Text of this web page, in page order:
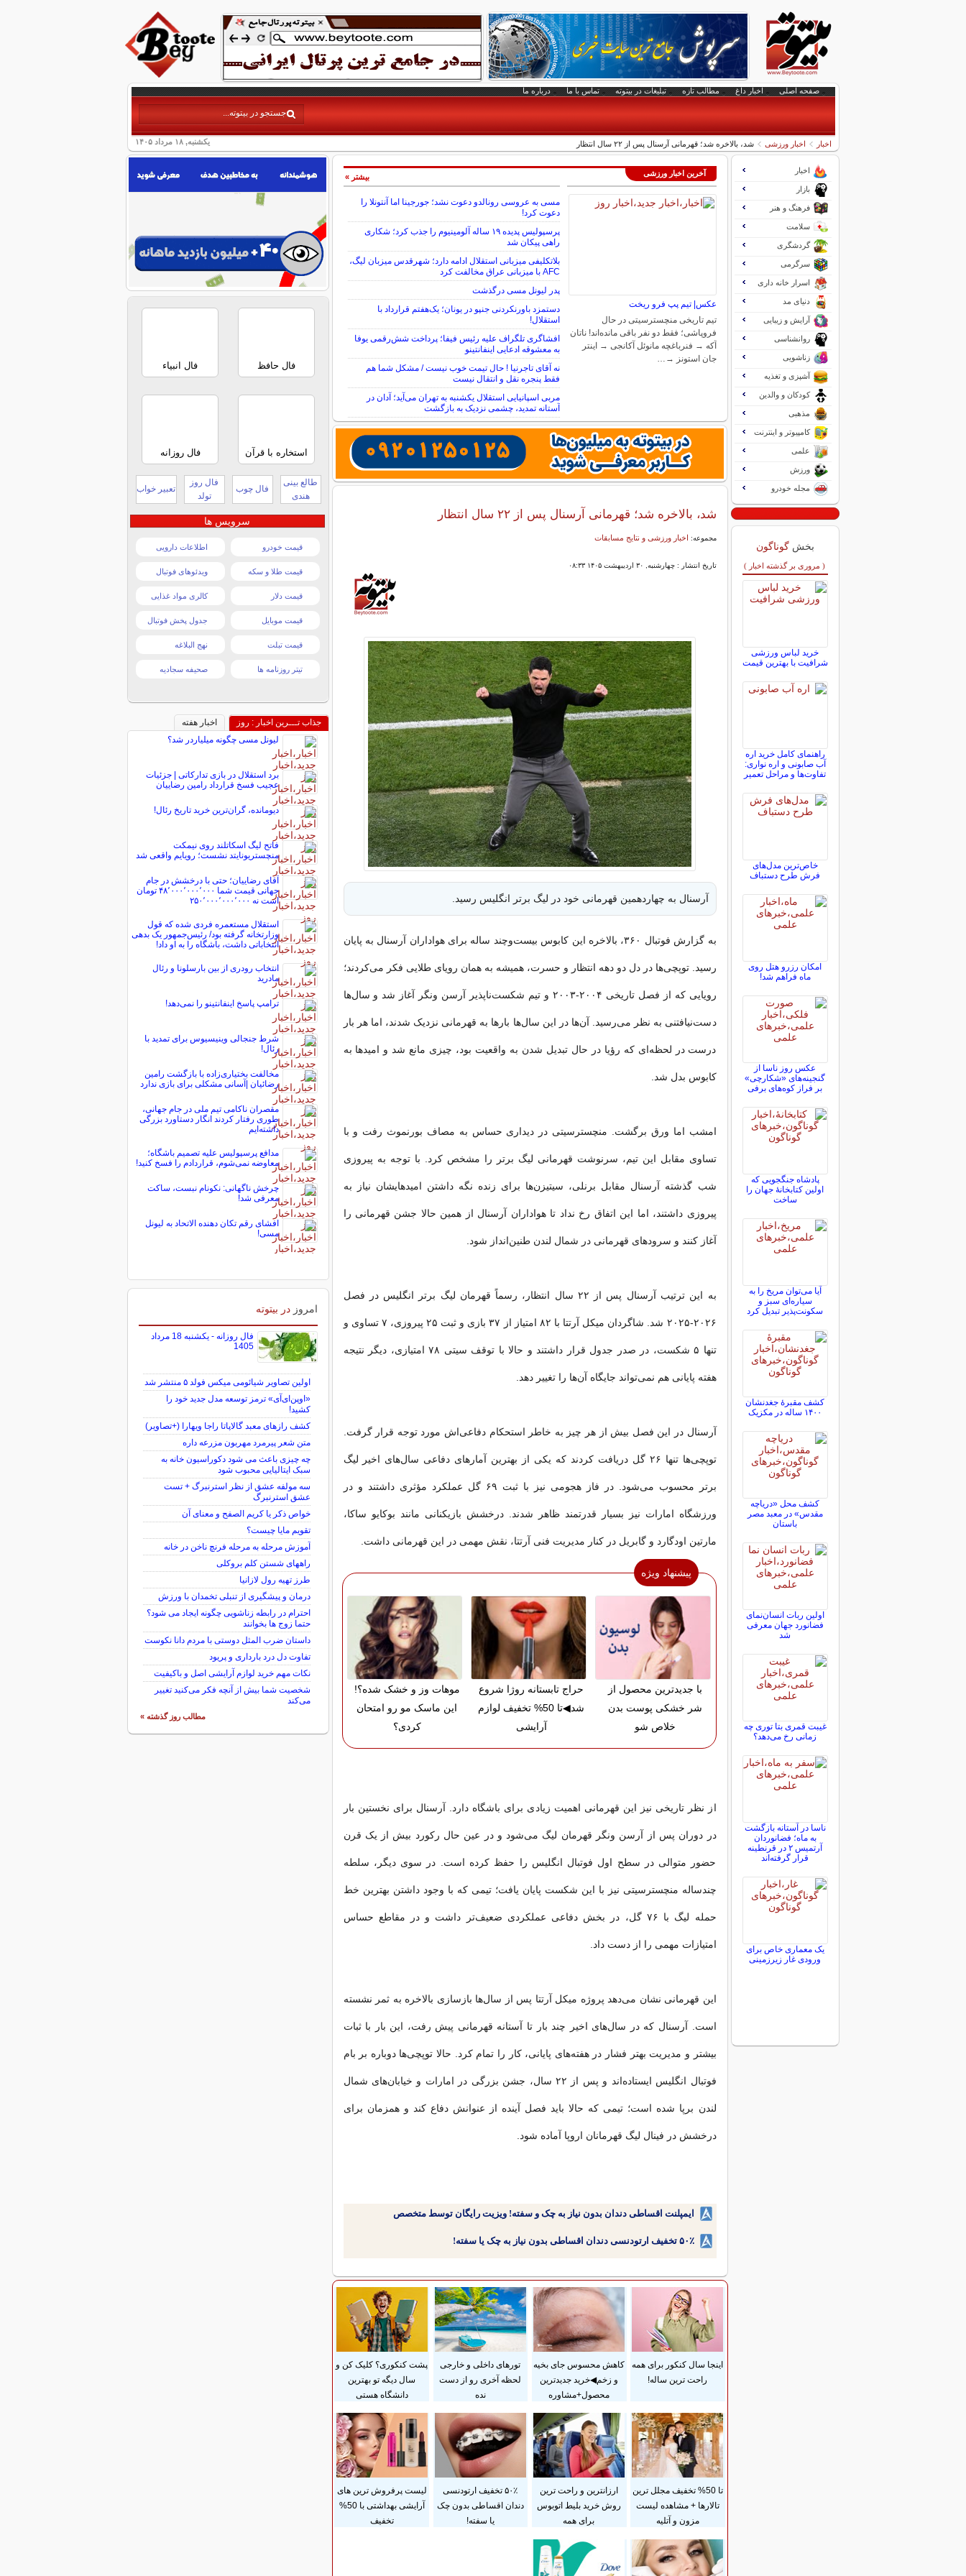
صفحه اصلی اخبار داغ مطالب تازه تبلیغات در بیتوته تماس با ما درباره ما
یکشنبه, ۱۸ مرداد ۱۴۰۵ اخبار اخبار ورزشی شد، بالاخره شد؛ قهرمانی آرسنال پس از ۲۲ سال انتظار
آخرین اخبار ورزشی
عکس| تیم پپ فرو ریخت
تیم تاریخی منچسترسیتی در حال
فروپاشی؛ فقط دو نفر باقی مانده‌اند! ناتان
آکه → فنرباغچه مانوئل آکانجی → اینتر
جان استونز →…
مسی به عروسی رونالدو دعوت نشد؛ جورجینا اما آنتونلا را
دعوت کرد!
پرسپولیس پدیده ۱۹ ساله آلومینیوم را جذب کرد؛ شکاری
راهی پیکان شد
بلاتکلیفی میزبانی استقلال ادامه دارد؛ شهرقدس میزبان لیگ،
AFC با میزبانی عراق مخالفت کرد
پدر لیونل مسی درگذشت
دستمزد باورنکردنی جنپو در یونان؛ یک‌هفتم قرارداد با
استقلال!
افشاگری تلگراف علیه رئیس فیفا؛ پرداخت شش‌رقمی یوفا
به معشوقه ادعایی اینفانتینو
نه آقای تاجرنیا ! حال تیمت خوب نیست / مشکل شما هم
فقط پنجره نقل و انتقال نیست
مربی اسپانیایی استقلال یکشنبه به تهران می‌آید؛ آدان در
آستانه تمدید، چشمی نزدیک به بازگشت
بیشتر »
شد، بالاخره شد؛ قهرمانی آرسنال پس از ۲۲ سال انتظار
مجموعه: اخبار ورزشی و نتایج مسابقات
تاریخ انتشار : چهارشنبه, ۳۰ اردیبهشت ۱۴۰۵ ۰۸:۳۳
آرسنال به چهاردهمین قهرمانی خود در لیگ برتر انگلیس رسید.
به گزارش فوتبال ۳۶۰، بالاخره این کابوس بیست‌وچند ساله برای هواداران آرسنال به پایان
رسید. توپچی‌ها در دل دو دهه انتظار و حسرت، همیشه به همان رویای طلایی فکر می‌کردند؛
رویایی که از فصل تاریخی ۲۰۰۴-۲۰۰۳ و تیم شکست‌ناپذیر آرسن ونگر آغاز شد و سال‌ها
دست‌نیافتنی به نظر می‌رسید. آن‌ها در این سال‌ها بارها به قهرمانی نزدیک شدند، اما هر بار
درست در لحظه‌ای که رؤیا در حال تبدیل شدن به واقعیت بود، چیزی مانع شد و امیدها به
کابوس بدل شد.
امشب اما ورق برگشت. منچسترسیتی در دیداری حساس به مصاف بورنموث رفت و با
تساوی مقابل این تیم، سرنوشت قهرمانی لیگ برتر را مشخص کرد. با توجه به پیروزی
شب گذشته آرسنال مقابل برنلی، سیتیزن‌ها برای زنده نگه داشتن امیدهایشان نیاز به
پیروزی داشتند، اما این اتفاق رخ نداد تا هواداران آرسنال از همین حالا جشن قهرمانی را
آغاز کنند و سرودهای قهرمانی در شمال لندن طنین‌انداز شود.
به این ترتیب آرسنال پس از ۲۲ سال انتظار، رسماً قهرمان لیگ برتر انگلیس در فصل
۲۰۲۶-۲۰۲۵ شد. شاگردان میکل آرتتا با ۸۲ امتیاز از ۳۷ بازی و ثبت ۲۵ پیروزی، ۷ تساوی و
تنها ۵ شکست، در صدر جدول قرار داشتند و حالا با توقف سیتی ۷۸ امتیازی، دیگر نتیجه
هفته پایانی هم نمی‌تواند جایگاه آن‌ها را تغییر دهد.
آرسنال در این فصل بیش از هر چیز به خاطر استحکام دفاعی‌اش مورد توجه قرار گرفت.
توپچی‌ها تنها ۲۶ گل دریافت کردند که یکی از بهترین آمارهای دفاعی سال‌های اخیر لیگ
برتر محسوب می‌شود. در فاز هجومی نیز با ثبت ۶۹ گل عملکرد مؤثری داشتند و در
ورزشگاه امارات نیز بسیار قدرتمند ظاهر شدند. درخشش بازیکنانی مانند بوکایو ساکا،
مارتین اودگارد و گابریل در کنار مدیریت فنی آرتتا، نقش مهمی در این قهرمانی داشت.
پیشنهاد ویژه
با جدیدترین محصول از
شر خشکی پوست بدن
خلاص شو
حراج تابستانه روژا شروع
شد◀تا 50% تخفیف لوازم
آرایشی
موهات وز و خشک شده؟!
این ماسک مو رو امتحان
کردی؟
از نظر تاریخی نیز این قهرمانی اهمیت زیادی برای باشگاه دارد. آرسنال برای نخستین بار
در دوران پس از آرسن ونگر قهرمان لیگ می‌شود و در عین حال رکورد بیش از یک قرن
حضور متوالی در سطح اول فوتبال انگلیس را حفظ کرده است. در سوی دیگر، سلطه
چندساله منچسترسیتی نیز با این شکست پایان یافت؛ تیمی که با وجود داشتن بهترین خط
حمله لیگ با ۷۶ گل، در بخش دفاعی عملکردی ضعیف‌تر داشت و در مقاطع حساس
امتیازات مهمی را از دست داد.
این قهرمانی نشان می‌دهد پروژه میکل آرتتا پس از سال‌ها بازسازی بالاخره به ثمر نشسته
است. آرسنال که در سال‌های اخیر چند بار تا آستانه قهرمانی پیش رفت، این بار با ثبات
بیشتر و مدیریت بهتر فشار در هفته‌های پایانی، کار را تمام کرد. حالا توپچی‌ها دوباره بر بام
فوتبال انگلیس ایستاده‌اند و پس از ۲۲ سال، جشن بزرگی در امارات و خیابان‌های شمال
لندن برپا شده است؛ تیمی که حالا باید فصل آینده از عنوانش دفاع کند و همزمان برای
درخشش در فینال لیگ قهرمانان اروپا آماده شود.
ایمپلنت اقساطی دندان بدون نیاز به چک و سفته! ویزیت رایگان توسط متخصص
۵۰٪ تخفیف ارتودنسی دندان اقساطی بدون نیاز به چک یا سفته!
اینجا سال کنکور برای همه
راحت ترین ساله!
کاهش محسوس جای بخیه
و زخم◀خرید جدیدترین
محصول+مشاوره
تورهای داخلی و خارجی
لحظه آخری رو از دست
نده
پشت کنکوری؟ کلیک کن و
سال دیگه تو بهترین
دانشگاه هستی
تا 50% تخفیف مجلل ترین
تالارها + مشاهده لیست
مزون و آتلیه
ارزانترین و راحت ترین
روش خرید بلیط اتوبوس
برای همه
۵۰٪ تخفیف ارتودنسی
دندان اقساطی بدون چک
یا سفته!
لیست پرفروش ترین های
آرایشی بهداشتی با 50%
تخفیف
اخبار
بازار
فرهنگ و هنر
سلامت
گردشگری
سرگرمی
اسرار خانه داری
دنیای مد
آرایش و زیبایی
روانشناسی
زناشویی
آشپزی و تغذیه
کودکان و والدین
مذهبی
کامپیوتر و اینترنت
علمی
ورزش
مجله خودرو
بخش گوناگون
( مروری بر گذشته اخبار )
خرید لباس ورزشی
شرافیت با بهترین قیمت
راهنمای کامل خرید اره
آب صابونی و اره نواری:
تفاوت‌ها و مراحل تعمیر
خاص‌ترین مدل‌های
فرش طرح دستباف
امکان رزرو هتل روی
ماه فراهم شد!
عکس روز ناسا از
گنجینه‌های «شکارچی»
بر فراز کوه‌های برفی
پادشاه جنگجویی که
اولین کتابخانۀ جهان را
ساخت
آیا می‌توان مریخ را به
سیاره‌ای سبز و
سکونت‌پذیر تبدیل کرد
کشف مقبرۀ جغدنشان
۱۴۰۰ ساله در مکزیک
کشف محل «دریاچه
مقدس» در معبد مصر
باستان
اولین ربات انسان‌نمای
فضانورد جهان معرفی
شد
غیبت قمری بتا توری چه
زمانی رخ می‌دهد؟
ناسا در آستانه بازگشت
به ماه؛ فضانوردان
آرتمیس ۲ در قرنطینه
قرار گرفته‌اند
یک معماری خاص برای
ورودی غار زیرزمینی
فال حافظ فال انبیاء
استخاره با قرآن فال روزانه
طالع بینی
هندی
فال چوب
فال روز
تولد
تعبیر خواب
سرویس ها
قیمت خودرو اطلاعات دارویی
قیمت طلا و سکه ویدئوهای فوتبال
قیمت دلار کالری مواد غذایی
قیمت موبایل جدول پخش فوتبال
قیمت تبلت نهج البلاغه
تیتر روزنامه ها صحیفه سجادیه
جذاب تـــرین اخبار : روز
اخبار هفته
لیونل مسی چگونه میلیاردر شد؟
برد استقلال در بازی تدارکاتی | جزئیات
عجیب فسخ قرارداد رامین رضاییان
دیومانده، گران‌ترین خرید تاریخ رئال!
فاتح لیگ اسکاتلند روی نیمکت
منچستریونایتد نشست؛ رویایم واقعی شد
آقای رضاییان؛ حتی با درخشش در جام
جهانی قیمت شما ۴۸٬۰۰۰٬۰۰۰٬۰۰۰ تومان
است نه ۲۵۰٬۰۰۰٬۰۰۰٬۰۰۰
استقلال مستعمره فردی شده که قول
وزارتخانه گرفته بود/ رئیس‌جمهور یک بدهی
انتخاباتی داشت، باشگاه را به او داد!
انتخاب رودری از بین بارسلونا و رئال
مادرید
ترامپ پاسخ اینفانتینو را نمی‌دهد!
شرط جنجالی وینیسیوس برای تمدید با
رئال!
مخالفت بختیاری‌زاده با بازگشت رامین
رضائیان |آسانی مشکلی برای بازی ندارد
مقصران ناکامی تیم ملی در جام جهانی،
طوری رفتار کردند انگار دستاورد بزرگی
داشته‌ایم
مدافع پرسپولیس علیه تصمیم باشگاه؛
معاوضه نمی‌شوم، قراردادم را فسخ کنید!
چرخش ناگهانی: نکونام نبست، ساکت
معرفی شد!
افشای رقم تکان دهنده الاتحاد به لیونل
مسی!
امروز در بیتوته
فال روزانه - یکشنبه 18 مرداد
1405
اولین تصاویر شیائومی میکس فولد ۵ منتشر شد
«اوپن‌ای‌آی» ترمز توسعه مدل جدید خود را
کشید!
کشف رازهای معبد گالاپاتا راجا ویهارا (+تصاویر)
متن شعر پیرمرد مهربون مزرعه داره
چه چیزی باعث می شود دکوراسیون خانه به
سبک ایتالیایی محبوب شود
سه مولفه عشق از نظر استرنبرگ + تست
عشق استرنبرگ
خواص ذکر یا کریم الصفح و معنای آن
تقویم مایا چیست؟
آموزش مرحله به مرحله فرنچ ناخن در خانه
راههای شستن کلم بروکلی
طرز تهیه رول لازانیا
درمان و پیشگیری از تنبلی تخمدان با ورزش
احترام در رابطه زناشویی چگونه ایجاد می شود؟
حتما زوج ها بخوانند
داستان ضرب المثل دوستی با مردم دانا نكوست
تفاوت دل درد بارداری و پریود
نکات مهم خرید لوازم آرایشی اصل و باکیفیت
شخصیت شما بیش از آنچه فکر می‌کنید تغییر
می‌کند
مطالب روز گذشته »